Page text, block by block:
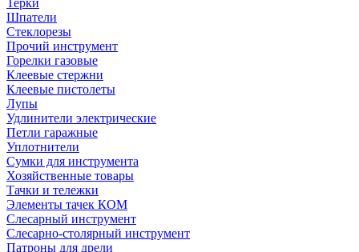
Терки
Шпатели
Стеклорезы
Прочий инструмент
Горелки газовые
Клеевые стержни
Клеевые пистолеты
Лупы
Удлинители электрические
Петли гаражные
Уплотнители
Сумки для инструмента
Хозяйственные товары
Тачки и тележки
Элементы тачек КОМ
Слесарный инструмент
Слесарно-столярный инструмент
Патроны для дрели